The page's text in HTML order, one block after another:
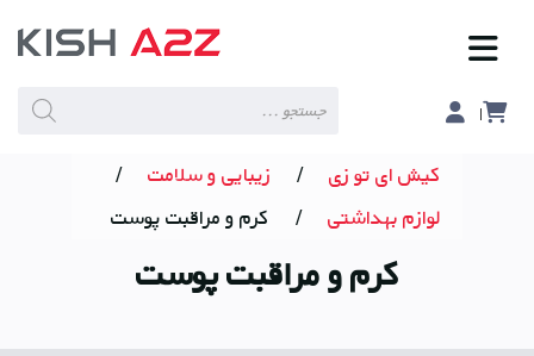
search
کیش ای تو زی / زیبایی و سلامت
/
لوازم بهداشتی
/ کرم و مراقبت پوست
کرم و مراقبت پوست